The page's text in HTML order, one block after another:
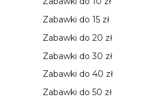
Zabawki do 15 zł
Zabawki do 20 zł
Zabawki do 30 zł
Zabawki do 40 zł
Zabawki do 50 zł